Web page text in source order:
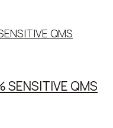
SENSITIVE QMS